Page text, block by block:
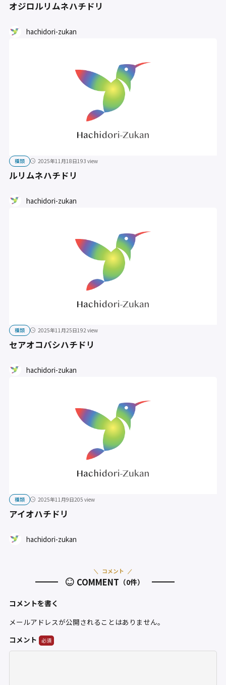
オジロルリムネハチドリ
hachidori-zukan
種類 2025年11月18日193 view
ルリムネハチドリ
hachidori-zukan
種類 2025年11月25日192 view
セアオコバシハチドリ
hachidori-zukan
種類 2025年11月9日205 view
アイオハチドリ
hachidori-zukan
COMMENT （0件）
コメント
コメントを書く
メールアドレスが公開されることはありません。
コメント